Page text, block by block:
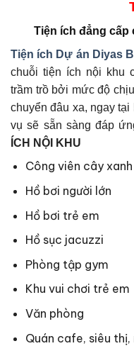
Tiện ích đẳng cấp
Tiện ích Dự án Diyas
chuỗi tiện ích nội khu
trầm trồ bởi mức độ
chuyển đâu xa, ngay
vụ sẽ sẵn sàng đáp
ÍCH NỘI KHU
Công viên cây xanh
Hồ bơi người lớn
Hồ bơi trẻ em
Hồ sục jacuzzi
Phòng tập gym
Khu vui chơi trẻ em
Văn phòng
Quán cafe, siêu thị,